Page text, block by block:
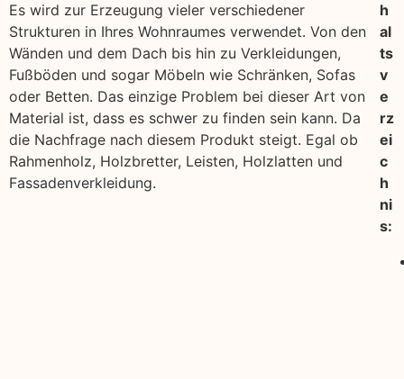
Es wird zur Erzeugung vieler verschiedener
Strukturen in Ihres Wohnraumes verwendet. Von den
Wänden und dem Dach bis hin zu Verkleidungen,
Fußböden und sogar Möbeln wie Schränken, Sofas
oder Betten. Das einzige Problem bei dieser Art von
Material ist, dass es schwer zu finden sein kann. Da
die Nachfrage nach diesem Produkt steigt. Egal ob
Rahmenholz, Holzbretter, Leisten, Holzlatten und
Fassadenverkleidung.
h
al
ts
v
e
rz
ei
c
h
ni
s: